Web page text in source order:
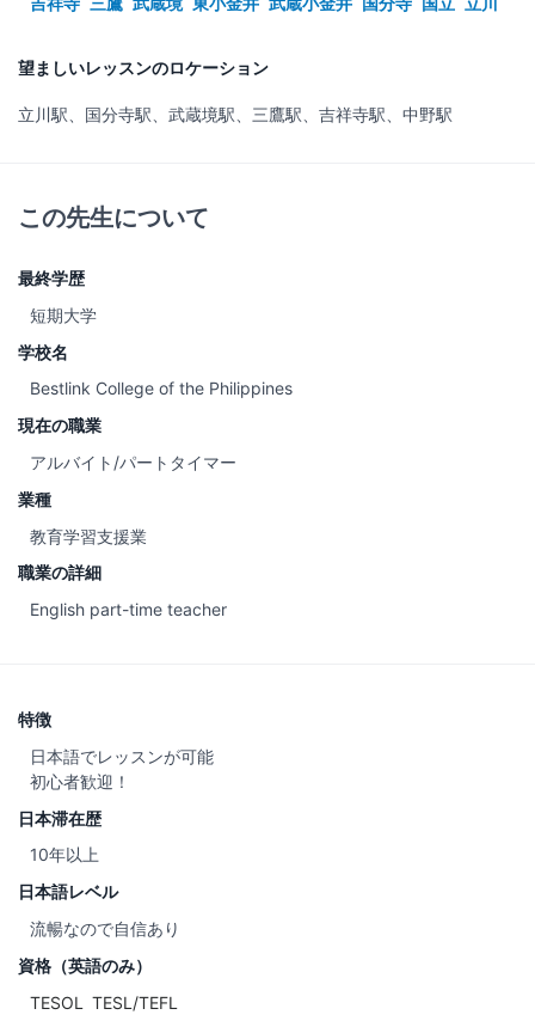
望ましいレッスンのロケーション
立川駅、国分寺駅、武蔵境駅、三鷹駅、吉祥寺駅、中野駅
この先生について
最終学歴
短期大学
学校名
Bestlink College of the Philippines
現在の職業
アルバイト/パートタイマー
業種
教育学習支援業
職業の詳細
English part-time teacher
特徴
日本語でレッスンが可能
初心者歓迎！
日本滞在歴
10年以上
日本語レベル
流暢なので自信あり
資格（英語のみ）
TESOL
TESL/TEFL